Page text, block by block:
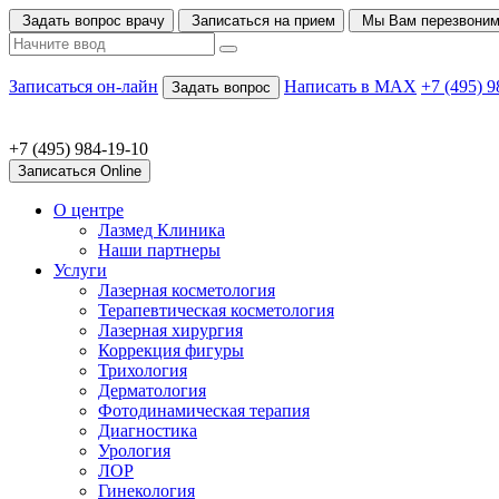
Задать вопрос врачу Записаться на прием Мы Вам перезвоним
Записаться он-лайн Задать вопрос Написать в MAX +7 (495)
+7 (495) 984-19-10
Записаться Online
О центре
Лазмед Клиника
Наши партнеры
Услуги
Лазерная косметология
Терапевтическая косметология
Лазерная хирургия
Коррекция фигуры
Трихология
Дерматология
Фотодинамическая терапия
Диагностика
Урология
ЛОР
Гинекология